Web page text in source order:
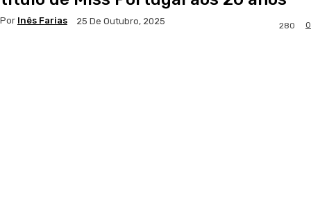
Por Inês Farias 25 De Outubro, 2025 0
280